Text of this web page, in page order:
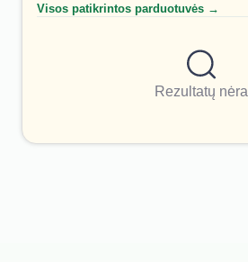
Visos patikrintos parduotuvės →
Rezultatų nėra